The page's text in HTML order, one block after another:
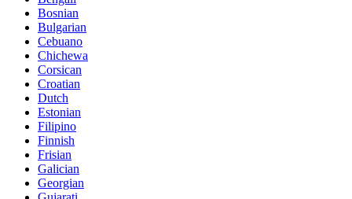
Bosnian
Bulgarian
Cebuano
Chichewa
Corsican
Croatian
Dutch
Estonian
Filipino
Finnish
Frisian
Galician
Georgian